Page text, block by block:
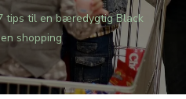
tips til en bæredygtig Black
shopping